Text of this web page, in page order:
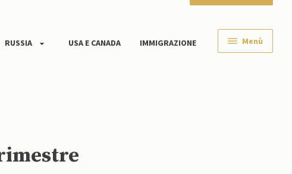
RUSSIA USA E CANADA IMMIGRAZIONE Menù